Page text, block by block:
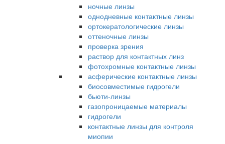
ночные линзы
однодневные контактные линзы
ортокератологические линзы
оттеночные линзы
проверка зрения
раствор для контактных линз
фотохромные контактные линзы
асферические контактные линзы
биосовместимые гидрогели
бьюти-линзы
газопроницаемые материалы
гидрогели
контактные линзы для контроля
миопии